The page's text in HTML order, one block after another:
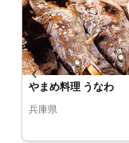
やまめ料理 うなわ
兵庫県